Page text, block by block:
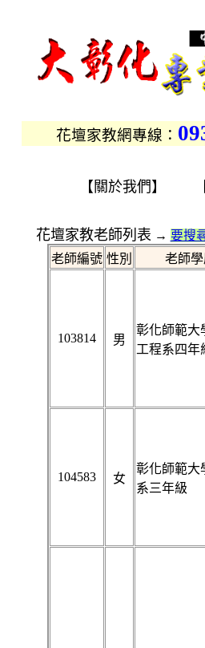
花壇家教網專線：
【關於我們】
花壇家教老師列表 → 要搜
老師編號 性別 老師
103814 男
彰化師範大
工程系四年
104583 女
彰化師範大
系三年級